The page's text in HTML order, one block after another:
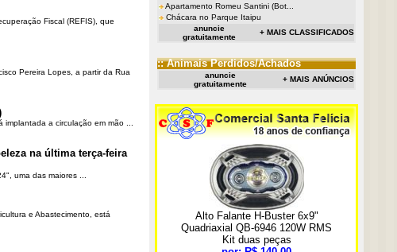
Fiscal (REFIS), que
Pereira Lopes, a partir da Rua
a circulação em mão ...
na última terça-feira
uma das maiores ...
e Abastecimento, está
Apartamento Romeu Santini (Bot...
Chácara no Parque Itaipu
anuncie
gratuitamente
+ MAIS CLASSIFICADOS
:: Animais Perdidos/Achados
anuncie
gratuitamente
+ MAIS ANÚNCIOS